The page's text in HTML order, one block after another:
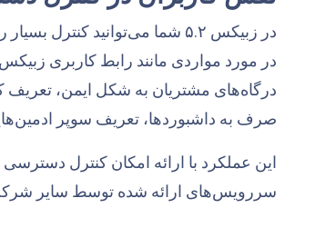
در زبیکس ۵.۲ شما می‌توانید
صرف به داشبوردها، تعریف سوپر
سررویس‌های ارائه شده توسط سایر